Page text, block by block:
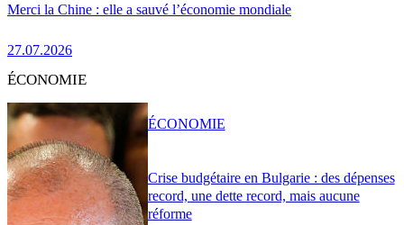
Merci la Chine : elle a sauvé l’économie mondiale
27.07.2026
ÉCONOMIE
Crise budgétaire en Bulgarie : des dépenses
record, une dette record, mais aucune
réforme
ÉCONOMIE